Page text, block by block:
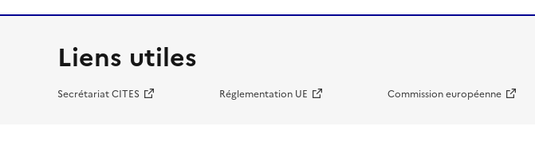
Liens utiles
Secrétariat CITES Réglementation UE Commission européenne